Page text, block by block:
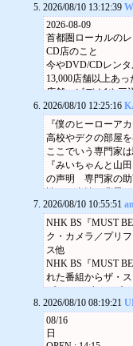
2026/08/20(木) 15:00
ミニライブ
アリオ八尾店
詳細
MONKEY MAJIK(
MONKEY MAJIK
特典会
名古屋パルコ店
詳細
【タワーレコード
をご確認ください!
渋谷店
2026/08/18 13:00
AKB48 68thシング
AKB48
グループ握手会
新宿店
詳細
詳細
2026/08/20 15:00
ANTARES
ミニライブ
アリオ八尾店
iCAN
ミニライブ&特典会
2026/08/14 (金) 18:00
HMV&BOOKS
2026/08/20 (木)
MONKEY MAJIK
サイン会
2026/08/20 (木) 18:30
日付別インデック
2026/08/22 (土)
※振替日決定※ 木津
特典会
2026/08/22 (土) 11:30
HMV&BOOKS
ミニライブ&特典会
2026/08/26 (水) 19:00
HMV&BOOKS
岸本勇太
特典会
2026/08/29 (土) 13:00
HMVエソラ池袋
一家Dumb Rock!
2026/08/29 (土) 14:00
HMV三宮オーパ
スターダスト福岡女
2026年3月4月 イベ
https://
G...
Jasper Tygner - First
2026年1月2月 イベ
2026/08/10 13:12:39
2026-08-09
首都圏ローカルの
CD店のこと
今やDVD/CDレン
13,000店舗以上あ
店舗、ビデオ1や三
状況です。
首都圏にもかつて
TSUTAYAに吸収さ
オ、その他リバテ
ゲオに吸収された
ック、その他ウェ
最後までどちらに
プル、ノーサイド
そして今月、ギリ
カルのレンタルチ
店の閉店を以って
これで関東1都6県
りました。
土曜に赴くと撤収
下北沢や高円寺を
りに行く」＝「ド
思います。
とはいえ、下北沢
2026/08/10 12:25:16
『僕のヒーローア
高校やデクの部屋
ここでいう専門家
『みいちゃんと山
の声明 専門家の助
諸々の事情や背景
映画『ちいかわ』
る理由と可能性
2026/08/10 10:55:51
NHK BS『MUST
ク・カメラ／プリ
ス他
NHK BS『MUST
れた番組からザ・
プリファブ・スプ
ズ・ミッドナイト
へ】
（2026/08/10 10:53掲
2026/08/10 08:19:21
08/16
日